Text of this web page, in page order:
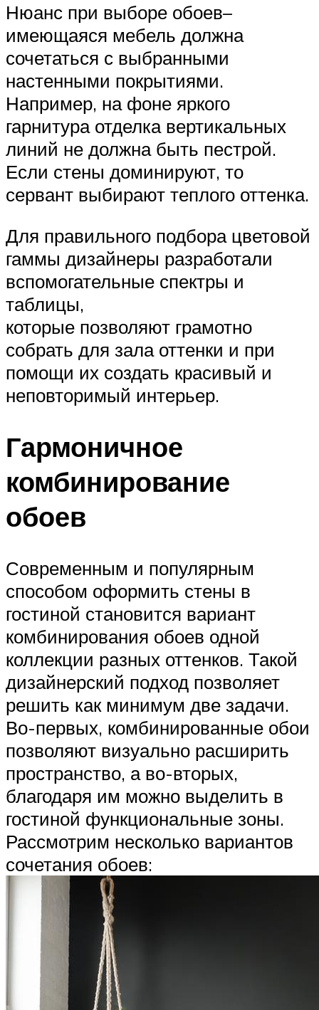
Нюанс при выборе обоев–
имеющаяся мебель должна
сочетаться с выбранными
настенными покрытиями.
Например, на фоне яркого
гарнитура отделка вертикальных
линий не должна быть пестрой.
Если стены доминируют, то
сервант выбирают теплого оттенка.
Для правильного подбора цветовой
гаммы дизайнеры разработали
вспомогательные спектры и
таблицы,
которые позволяют грамотно
собрать для зала оттенки и при
помощи их создать красивый и
неповторимый интерьер.
Гармоничное
комбинирование
обоев
Современным и популярным
способом оформить стены в
гостиной становится вариант
комбинирования обоев одной
коллекции разных оттенков. Такой
дизайнерский подход позволяет
решить как минимум две задачи.
Во-первых, комбинированные обои
позволяют визуально расширить
пространство, а во-вторых,
благодаря им можно выделить в
гостиной функциональные зоны.
Рассмотрим несколько вариантов
сочетания обоев: